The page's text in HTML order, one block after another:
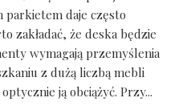
daje często
zakładać, że deska będzie
wymagają przemyślenia
z dużą liczbą mebli
ją obciążyć. Przy...